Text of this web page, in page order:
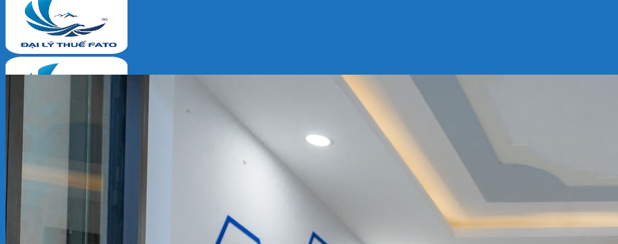
Trang chủ
Dịch vụ
THÀNH LẬP DOANH NGHIỆP 2026
ĐẠI LÝ THUẾ